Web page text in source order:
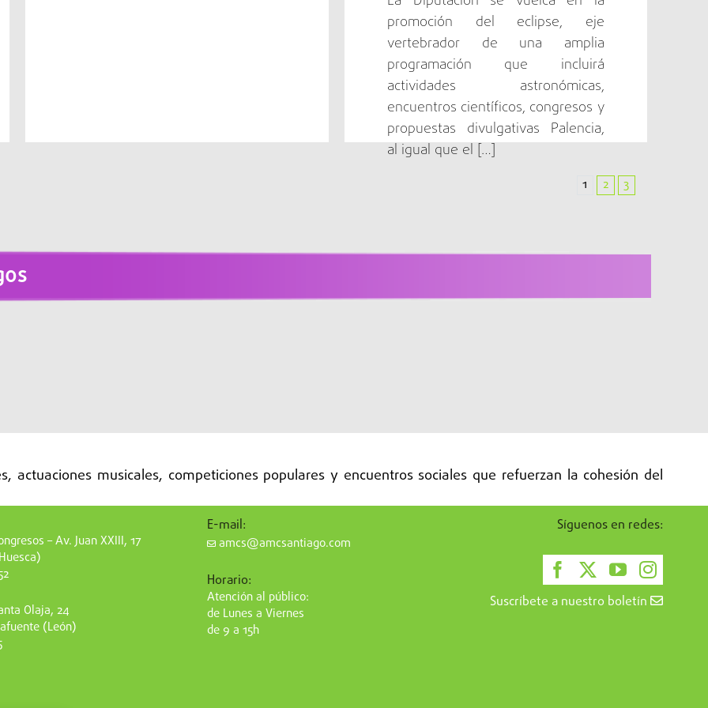
continúa siendo parte esencial de la identidad local.
apreciado por su tranquilidad, su paisaje abierto y la sensación de conexión espiritual con la ruta
típicos de la comarca.
actuaciones musicales, competiciones populares y encuentros sociales que refuerzan la cohesión del
de un pequeño pueblo agrícola con nuevas dinámicas sociales impulsadas por el Camino y el turismo
destaca por:
peregrinos
, valorada por quienes recorren el Camino Francés.
promoción del eclipse, eje
vertebrador de una amplia
programación que incluirá
actividades astronómicas,
encuentros científicos, congresos y
propuestas divulgativas Palencia,
al igual que el […]
1 2 3
– Av. Juan XXIII, 17
Olaja, 24
(León)
E-mail:
amcs@amcsantiago.com
Horario:
Atención al público:
de Lunes a Viernes
de 9 a 15h
Síguenos en redes:
Suscríbete a nuestro boletín